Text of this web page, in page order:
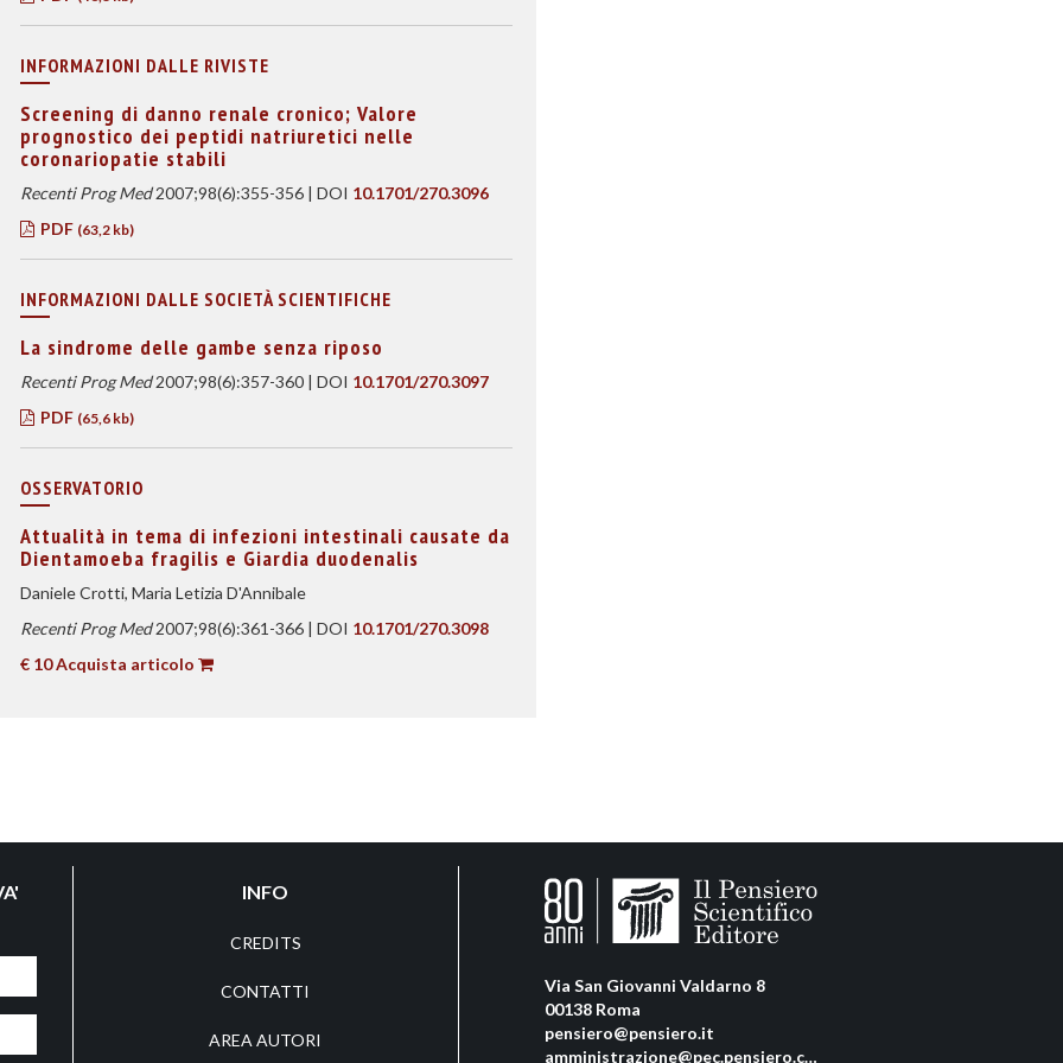
INFORMAZIONI DALLE RIVISTE
Screening di danno renale cronico; Valore
prognostico dei peptidi natriuretici nelle
coronariopatie stabili
Recenti Prog Med2007;98(6):355-356 | DOI 10.1701/270.3096
PDF (63,2 kb)
INFORMAZIONI DALLE SOCIETÀ SCIENTIFICHE
La sindrome delle gambe senza riposo
Recenti Prog Med2007;98(6):357-360 | DOI 10.1701/270.3097
PDF (65,6 kb)
OSSERVATORIO
Attualità in tema di infezioni intestinali causate da
Dientamoeba fragilis e Giardia duodenalis
Daniele Crotti, Maria Letizia D'Annibale
Recenti Prog Med2007;98(6):361-366 | DOI 10.1701/270.3098
€ 10 Acquista articolo
INFO
CREDITS
CONTATTI
AREA AUTORI
Via San Giovanni Valdarno 8
00138 Roma
pensiero@pensiero.it
amministrazione@pec.pensiero.com